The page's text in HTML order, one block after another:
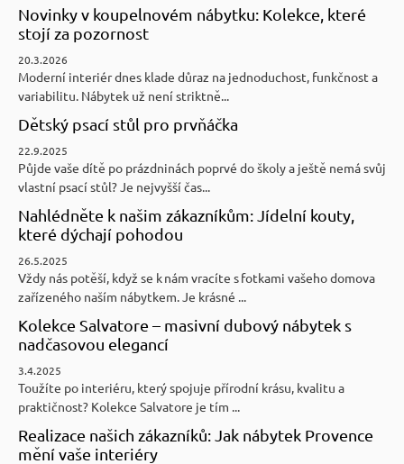
Novinky v koupelnovém nábytku: Kolekce, které
stojí za pozornost
20.3.2026
Moderní interiér dnes klade důraz na jednoduchost, funkčnost a
variabilitu. Nábytek už není striktně...
Dětský psací stůl pro prvňáčka
22.9.2025
Půjde vaše dítě po prázdninách poprvé do školy a ještě nemá svůj
vlastní psací stůl? Je nejvyšší čas...
Nahlédněte k našim zákazníkům: Jídelní kouty,
které dýchají pohodou
26.5.2025
Vždy nás potěší, když se k nám vracíte s fotkami vašeho domova
zařízeného naším nábytkem. Je krásné ...
Kolekce Salvatore – masivní dubový nábytek s
nadčasovou elegancí
3.4.2025
Toužíte po interiéru, který spojuje přírodní krásu, kvalitu a
praktičnost? Kolekce Salvatore je tím ...
Realizace našich zákazníků: Jak nábytek Provence
mění vaše interiéry